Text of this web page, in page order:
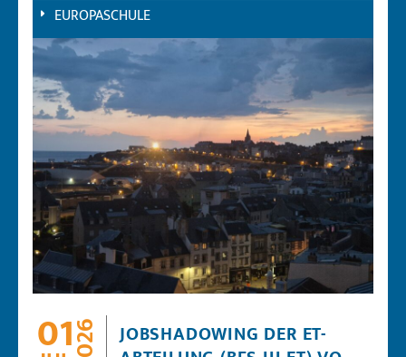
EUROPASCHULE
012026 JOBSHADOWING DER ET-